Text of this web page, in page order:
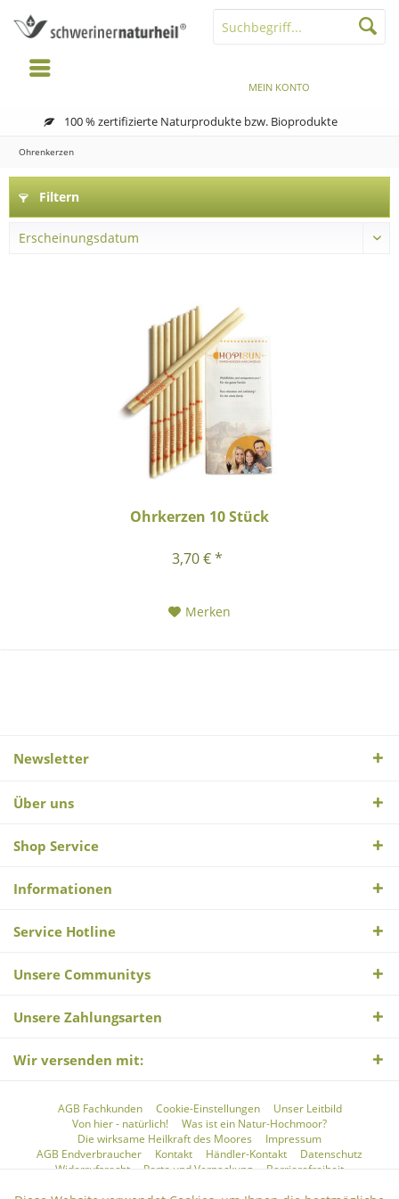
100 % zertifizierte Naturprodukte bzw. Bioprodukte
MEIN KONTO
Ohrenkerzen
Filtern
Ohrkerzen 10 Stück
3,70 € *
Merken
Newsletter
Über uns
Shop Service
Informationen
Service Hotline
Unsere Communitys
Unsere Zahlungsarten
Wir versenden mit:
AGB Fachkunden Cookie-Einstellungen
Unser Leitbild
Von hier - natürlich!
Was ist ein Natur-Hochmoor?
Die wirksame Heilkraft des Moores
Impressum
AGB Endverbraucher
Kontakt Händler-Kontakt
Datenschutz
Widerrufsrecht
Porto und Verpackung Barrierefreiheit